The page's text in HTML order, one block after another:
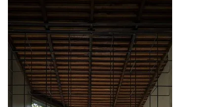
VTV9 VTV8
Liên hệ tòa soạn English
THỜI BÁO VTV